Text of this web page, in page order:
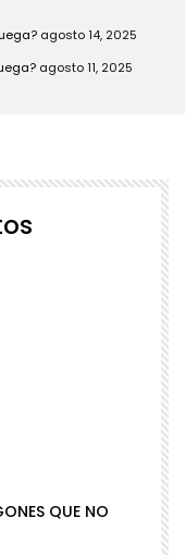
agosto 14, 2025
agosto 11, 2025
QUE NO